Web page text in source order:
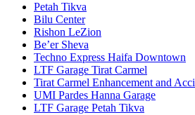
Petah Tikva
Bilu Center
Rishon LeZion
Be’er Sheva
Techno Express Haifa Downtown
LTF Garage Tirat Carmel
Tirat Carmel Enhancement and
UMI Pardes Hanna Garage
LTF Garage Petah Tikva